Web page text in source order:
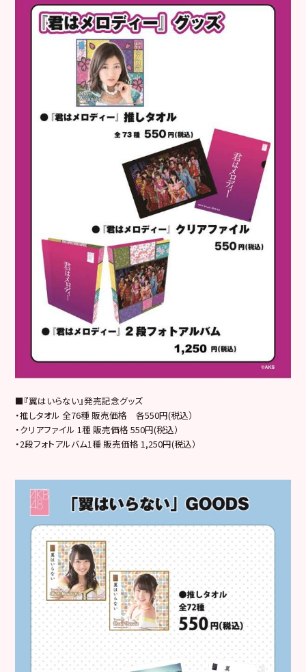
■『翼はいらない』発売記念グッズ
・推しタオル 全76種 販売価格 各550円(税込）
・クリアファイル 1種 販売価格 550円(税込）
・2段フォトアルバム1種 販売価格 1,250円(税込）